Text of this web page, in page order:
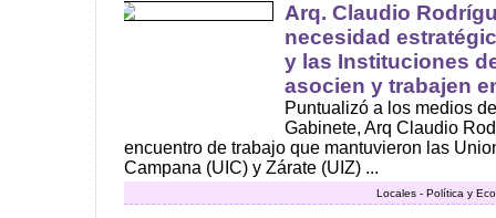
Arq. Claudio
necesidad
y las Instituciones
asocien y trabajen
Puntualizó a los medios
Gabinete, Arq Claudio
encuentro de trabajo que mantuvieron las
Campana (UIC) y Zárate (UIZ) ...
Locales - Política y